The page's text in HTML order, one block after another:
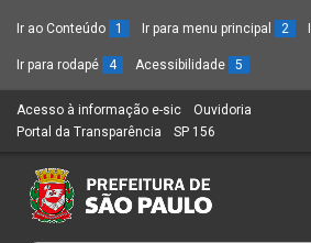
Ir ao Conteúdo 1 Ir para menu principal 2
Ir para rodapé 4 Acessibilidade 5
Acesso à informação e-sic (Link
para
novo
sítio)
Ouvidoria
Portal da Transparência (Link
um
novo
SP 156